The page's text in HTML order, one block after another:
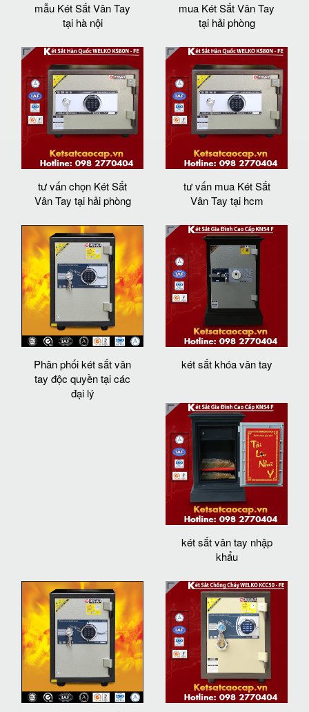
mẫu Két Sắt Vân Tay
tại hà nội
mua Két Sắt Vân Tay
tại hải phòng
tư vấn chọn Két Sắt
Vân Tay tại hải phòng
tư vấn mua Két Sắt
Vân Tay tại hcm
Phân phối két sắt vân
tay độc quyền tại các
đại lý
két sắt khóa vân tay
két sắt vân tay nhập
khẩu